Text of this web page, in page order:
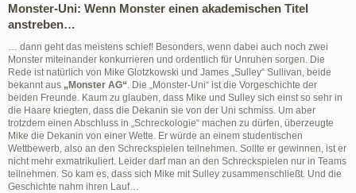
Monster-Uni: Wenn Monster einen akademischen Titel
anstreben…
… dann geht das meistens schief! Besonders, wenn dabei auch noch zwei
Monster miteinander konkurrieren und ordentlich für Unruhen sorgen. Die
Rede ist natürlich von Mike Glotzkowski und James „Sulley“ Sullivan, beide
bekannt aus „Monster AG“ . Die „Monster-Uni“ ist die Vorgeschichte der
beiden Freunde. Kaum zu glauben, dass Mike und Sulley sich einst so sehr in
die Haare kriegten, dass die Dekanin sie von der Uni schmiss. Um aber
trotzdem einen Abschluss in „Schreckologie“ machen zu dürfen, überzeugte
Mike die Dekanin von einer Wette. Er würde an einem studentischen
Wettbewerb, also an den Schreckspielen teilnehmen. Sollte er gewinnen, ist er
nicht mehr exmatrikuliert. Leider darf man an den Schreckspielen nur in Teams
teilnehmen. So kam es, dass sich Mike mit Sulley zusammenschließt. Und die
Geschichte nahm ihren Lauf…